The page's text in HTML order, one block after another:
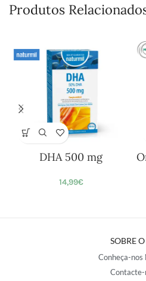
Produtos
DHA 500 mg
14,99€
SOBRE O
Conheça-nos
Contacte-